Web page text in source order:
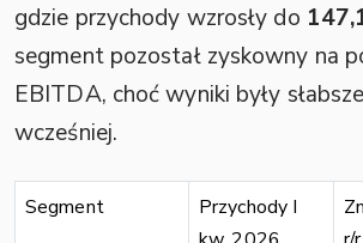
gdzie przychody wzrosły do
segment pozostał zyskowny na
EBITDA, choć wyniki były
wcześniej.
Segment
Przychody I